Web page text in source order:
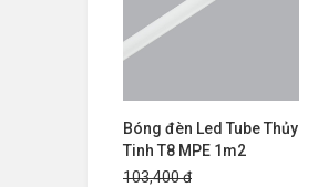
Bóng đèn Led Tube Thủy
Tinh T8 MPE 1m2
103,400 đ